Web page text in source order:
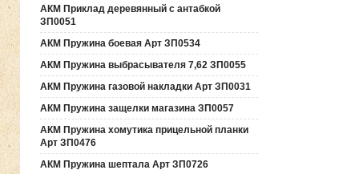
АКМ Приклад деревянный с антабкой
ЗП0051
АКМ Пружина боевая Арт ЗП0534
АКМ Пружина выбрасывателя 7,62 ЗП0055
АКМ Пружина газовой накладки Арт ЗП0031
АКМ Пружина защелки магазина ЗП0057
АКМ Пружина хомутика прицельной планки
Арт ЗП0476
АКМ Пружина шептала Арт ЗП0726